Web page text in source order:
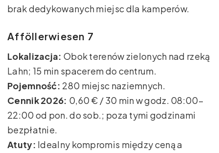
brak dedykowanych miejsc dla kamperów.
Afföllerwiesen 7
Lokalizacja: Obok terenów zielonych nad rzeką
Lahn; 15 min spacerem do centrum.
Pojemność: 280 miejsc naziemnych.
Cennik 2026: 0,60 € / 30 min w godz. 08:00–
22:00 od pon. do sob.; poza tymi godzinami
bezpłatnie.
Atuty: Idealny kompromis między ceną a